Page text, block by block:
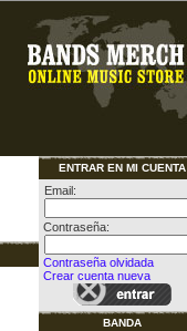
ENTRAR EN MI CUENTA
Email:
Contraseña:
Contraseña olvidada
Crear cuenta nueva
BANDA